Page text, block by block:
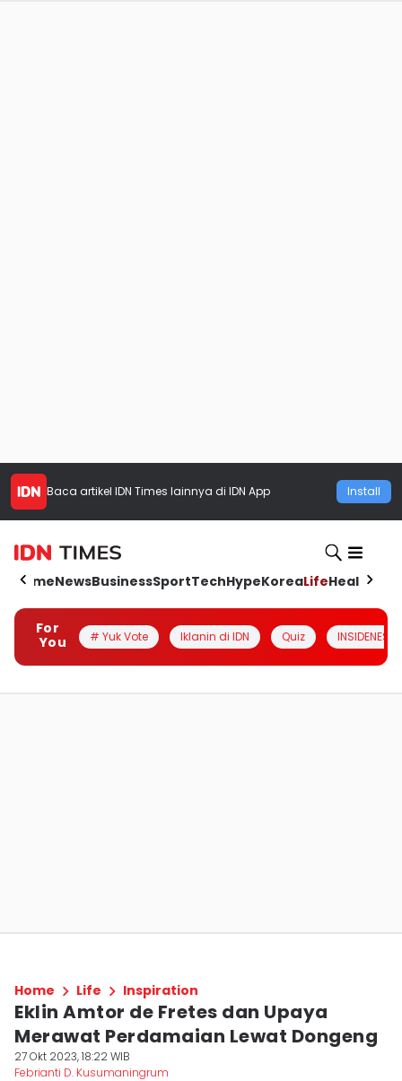
Baca artikel IDN Times lainnya di IDN App Install
HomeNewsBusinessSportTechHypeKoreaLifeHealth
For
You
# Yuk Vote Iklanin di IDN Quiz INSIDENESIA
Home Life Inspiration
Eklin Amtor de Fretes dan Upaya
Merawat Perdamaian Lewat Dongeng
27 Okt 2023, 18:22 WIB
Febrianti D. Kusumaningrum